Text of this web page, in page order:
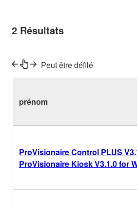
2 Résultats
Peut être défilé
prénom
ProVisionaire Control PLUS
ProVisionaire Kiosk V3.1.0 for